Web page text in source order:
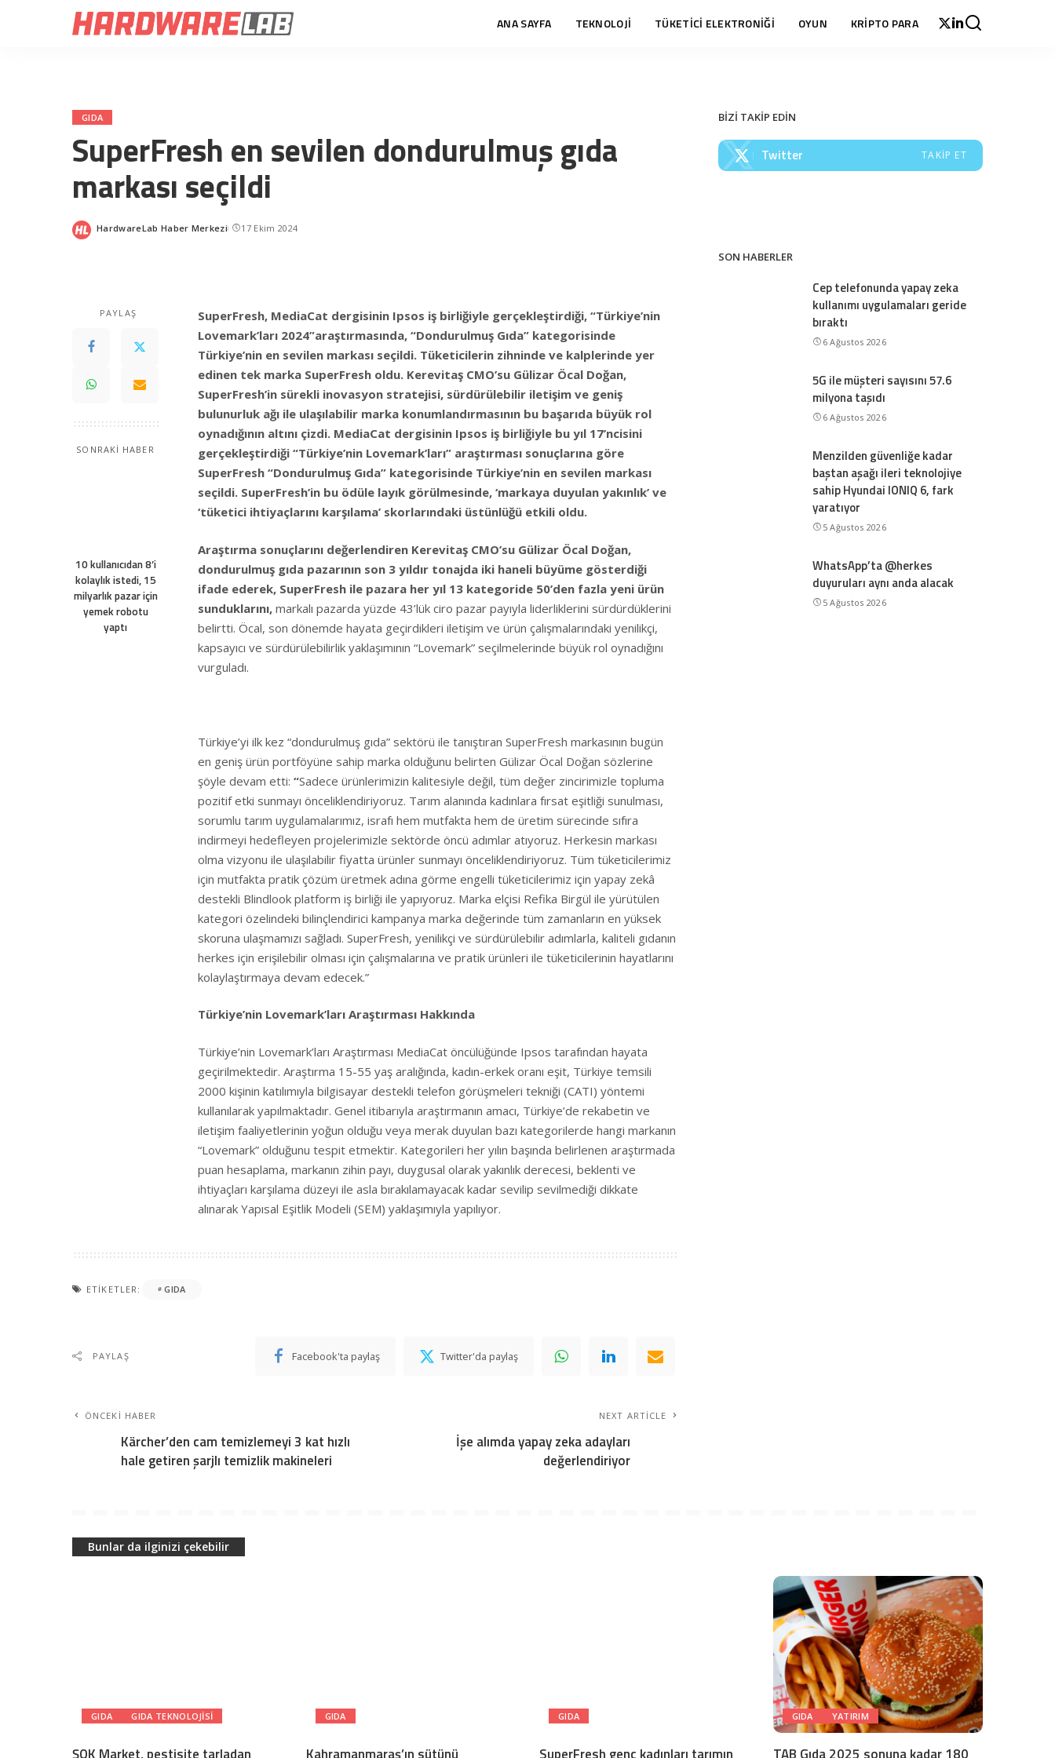
ANA SAYFA TEKNOLOJİ TÜKETİCİ ELEKTRONİĞİ OYUN KRİPTO PARA
GIDA
SuperFresh en sevilen dondurulmuş gıda
markası seçildi
Posted
HardwareLab Haber Merkezi 17 Ekim 2024
PAYLAŞ
SONRAKİ HABER
10 kullanıcıdan 8’i
kolaylık istedi, 15
milyarlık pazar için
yemek robotu
yaptı
SuperFresh, MediaCat dergisinin Ipsos iş birliğiyle gerçekleştirdiği, “Türkiye’nin
Lovemark’ları 2024”araştırmasında, “Dondurulmuş Gıda” kategorisinde
Türkiye’nin en sevilen markası seçildi. Tüketicilerin zihninde ve kalplerinde yer
edinen tek marka SuperFresh oldu. Kerevitaş CMO’su Gülizar Öcal Doğan,
SuperFresh’in sürekli inovasyon stratejisi, sürdürülebilir iletişim ve geniş
bulunurluk ağı ile ulaşılabilir marka konumlandırmasının bu başarıda büyük rol
oynadığının altını çizdi. MediaCat dergisinin Ipsos iş birliğiyle bu yıl 17’ncisini
gerçekleştirdiği “Türkiye’nin Lovemark’ları” araştırması sonuçlarına göre
SuperFresh “Dondurulmuş Gıda” kategorisinde Türkiye’nin en sevilen markası
seçildi. SuperFresh’in bu ödüle layık görülmesinde, ‘markaya duyulan yakınlık’ ve
‘tüketici ihtiyaçlarını karşılama’ skorlarındaki üstünlüğü etkili oldu.
Araştırma sonuçlarını değerlendiren Kerevitaş CMO’su Gülizar Öcal Doğan,
dondurulmuş gıda pazarının son 3 yıldır tonajda iki haneli büyüme gösterdiği
ifade ederek, SuperFresh ile pazara her yıl 13 kategoride 50’den fazla yeni ürün
sunduklarını, markalı pazarda yüzde 43’lük ciro pazar payıyla liderliklerini sürdürdüklerini
belirtti. Öcal, son dönemde hayata geçirdikleri iletişim ve ürün çalışmalarındaki yenilikçi,
kapsayıcı ve sürdürülebilirlik yaklaşımının “Lovemark” seçilmelerinde büyük rol oynadığını
vurguladı.
Türkiye’yi ilk kez “dondurulmuş gıda” sektörü ile tanıştıran SuperFresh markasının bugün
en geniş ürün portföyüne sahip marka olduğunu belirten Gülizar Öcal Doğan sözlerine
şöyle devam etti: “Sadece ürünlerimizin kalitesiyle değil, tüm değer zincirimizle topluma
pozitif etki sunmayı önceliklendiriyoruz. Tarım alanında kadınlara fırsat eşitliği sunulması,
sorumlu tarım uygulamalarımız, israfı hem mutfakta hem de üretim sürecinde sıfıra
indirmeyi hedefleyen projelerimizle sektörde öncü adımlar atıyoruz. Herkesin markası
olma vizyonu ile ulaşılabilir fiyatta ürünler sunmayı önceliklendiriyoruz. Tüm tüketicilerimiz
için mutfakta pratik çözüm üretmek adına görme engelli tüketicilerimiz için yapay zekâ
destekli Blindlook platform iş birliği ile yapıyoruz. Marka elçisi Refika Birgül ile yürütülen
kategori özelindeki bilinçlendirici kampanya marka değerinde tüm zamanların en yüksek
skoruna ulaşmamızı sağladı. SuperFresh, yenilikçi ve sürdürülebilir adımlarla, kaliteli gıdanın
herkes için erişilebilir olması için çalışmalarına ve pratik ürünleri ile tüketicilerinin hayatlarını
kolaylaştırmaya devam edecek.”
Türkiye’nin Lovemark’ları Araştırması Hakkında
Türkiye’nin Lovemark’ları Araştırması MediaCat öncülüğünde Ipsos tarafından hayata
geçirilmektedir. Araştırma 15-55 yaş aralığında, kadın-erkek oranı eşit, Türkiye temsili
2000 kişinin katılımıyla bilgisayar destekli telefon görüşmeleri tekniği (CATI) yöntemi
kullanılarak yapılmaktadır. Genel itibarıyla araştırmanın amacı, Türkiye’de rekabetin ve
iletişim faaliyetlerinin yoğun olduğu veya merak duyulan bazı kategorilerde hangi markanın
“Lovemark” olduğunu tespit etmektir. Kategorileri her yılın başında belirlenen araştırmada
puan hesaplama, markanın zihin payı, duygusal olarak yakınlık derecesi, beklenti ve
ihtiyaçları karşılama düzeyi ile asla bırakılamayacak kadar sevilip sevilmediği dikkate
alınarak Yapısal Eşitlik Modeli (SEM) yaklaşımıyla yapılıyor.
ETIKETLER: GIDA
PAYLAŞ Facebook'ta paylaş Twitter'da paylaş
ÖNCEKI HABER
Kärcher’den cam temizlemeyi 3 kat hızlı
hale getiren şarjlı temizlik makineleri
NEXT ARTICLE
İşe alımda yapay zeka adayları
değerlendiriyor
BİZİ TAKİP EDİN
Twitter TAKIP ET
SON HABERLER
Cep telefonunda yapay zeka
kullanımı uygulamaları geride
bıraktı
6 Ağustos 2026
5G ile müşteri sayısını 57.6
milyona taşıdı
6 Ağustos 2026
Menzilden güvenliğe kadar
baştan aşağı ileri teknolojiye
sahip Hyundai IONIQ 6, fark
yaratıyor
5 Ağustos 2026
WhatsApp’ta @herkes
duyuruları aynı anda alacak
5 Ağustos 2026
Bunlar da ilginizi çekebilir
GIDA GIDA TEKNOLOJISI GIDA GIDA GIDA YATIRIM